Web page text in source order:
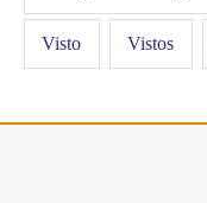
Visto Vistos